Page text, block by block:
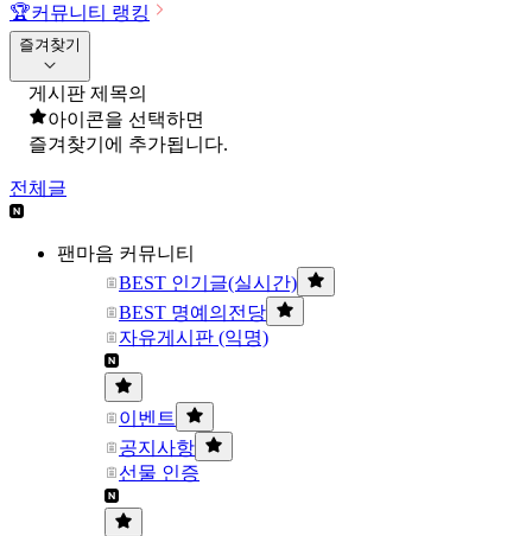
🏆커뮤니티 랭킹
즐겨찾기
게시판 제목의
아이콘을 선택하면
즐겨찾기에 추가됩니다.
전체글
팬마음 커뮤니티
BEST 인기글(실시간)
BEST 명예의전당
자유게시판 (익명)
이벤트
공지사항
선물 인증